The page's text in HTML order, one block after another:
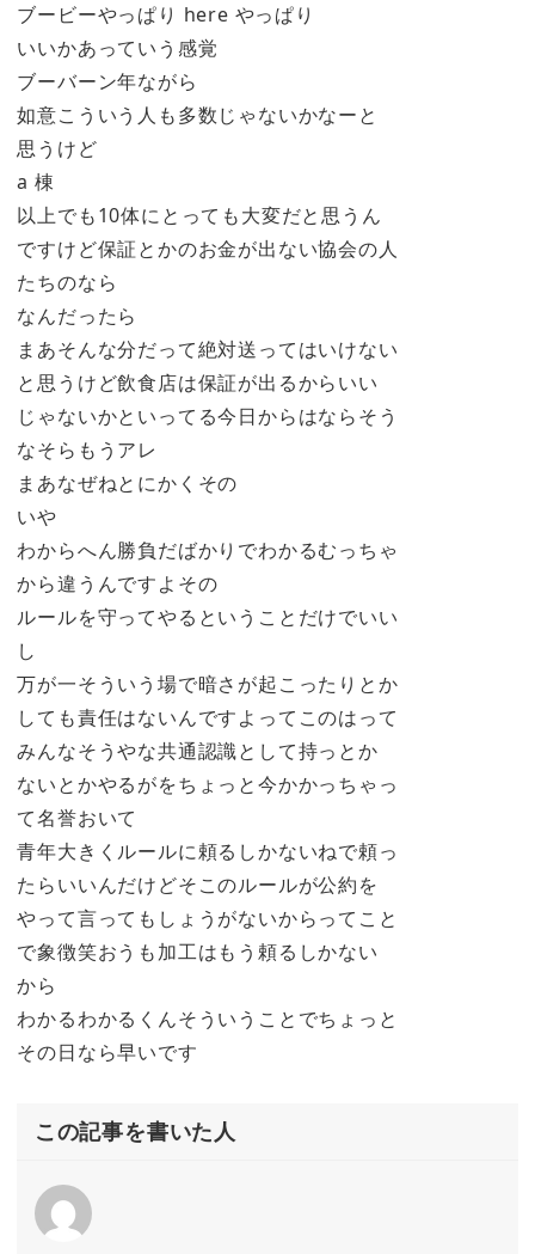
ブービーやっぱり here やっぱり
いいかあっていう感覚
ブーバーン年ながら
如意こういう人も多数じゃないかなーと
思うけど
a 棟
以上でも10体にとっても大変だと思うん
ですけど保証とかのお金が出ない協会の人
たちのなら
なんだったら
まあそんな分だって絶対送ってはいけない
と思うけど飲食店は保証が出るからいい
じゃないかといってる今日からはならそう
なそらもうアレ
まあなぜねとにかくその
いや
わからへん勝負だばかりでわかるむっちゃ
から違うんですよその
ルールを守ってやるということだけでいい
し
万が一そういう場で暗さが起こったりとか
しても責任はないんですよってこのはって
みんなそうやな共通認識として持っとか
ないとかやるがをちょっと今かかっちゃっ
て名誉おいて
青年大きくルールに頼るしかないねで頼っ
たらいいんだけどそこのルールが公約を
やって言ってもしょうがないからってこと
で象徴笑おうも加工はもう頼るしかない
から
わかるわかるくんそういうことでちょっと
その日なら早いです
この記事を書いた人